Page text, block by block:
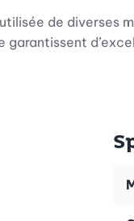
de diverses